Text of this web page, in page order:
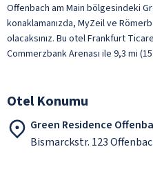
Offenbach am Main bölgesindeki
konaklamanızda, MyZeil ve
olacaksınız. Bu otel Frankfurt
Commerzbank Arenası ile 9,3 mi
Otel Konumu
Green Residence
Bismarckstr. 123